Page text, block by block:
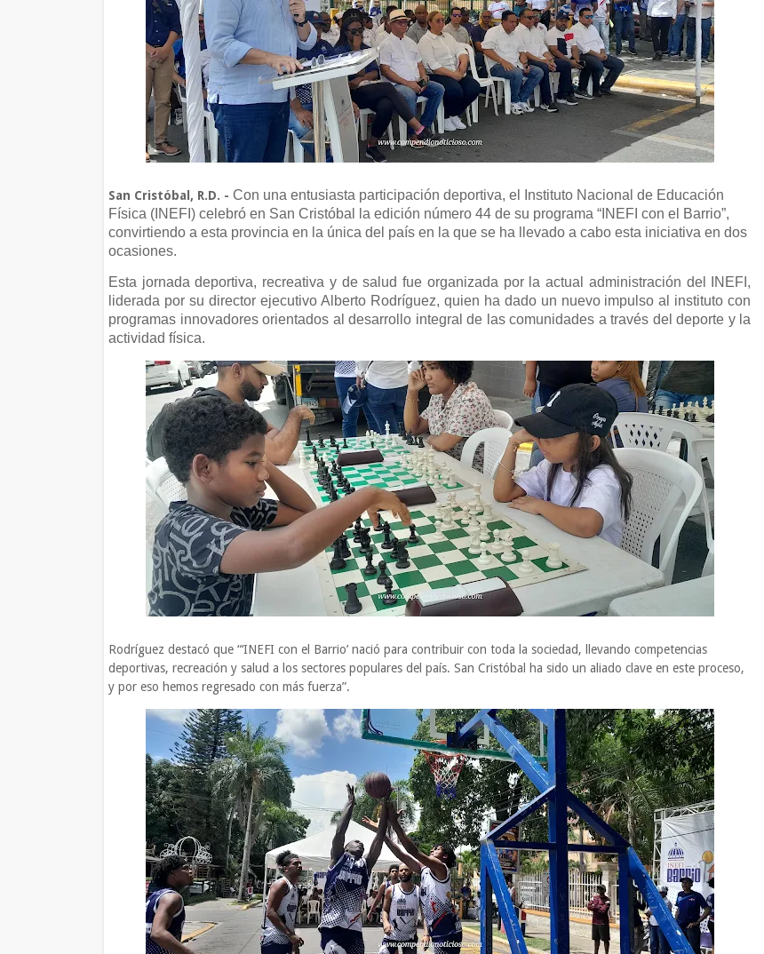
San Cristóbal, R.D. - Con una entusiasta participación deportiva, el Instituto Nacional de Educación
Física (INEFI) celebró en San Cristóbal la edición número 44 de su programa “INEFI con el Barrio”,
convirtiendo a esta provincia en la única del país en la que se ha llevado a cabo esta iniciativa en dos
ocasiones.
Esta jornada deportiva, recreativa y de salud fue organizada por la actual administración del INEFI,
liderada por su director ejecutivo Alberto Rodríguez, quien ha dado un nuevo impulso al instituto con
programas innovadores orientados al desarrollo integral de las comunidades a través del deporte y la
actividad física.
Rodríguez destacó que “‘INEFI con el Barrio’ nació para contribuir con toda la sociedad, llevando competencias
deportivas, recreación y salud a los sectores populares del país. San Cristóbal ha sido un aliado clave en este proceso,
y por eso hemos regresado con más fuerza”.